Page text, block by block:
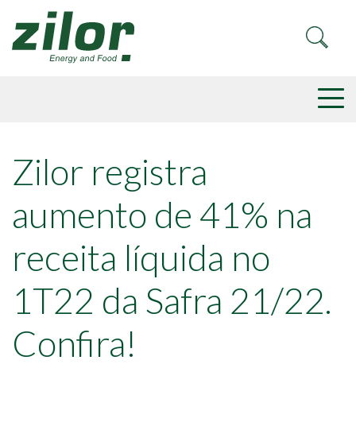
Zilor registra
aumento de 41% na
receita líquida no
1T22 da Safra 21/22.
Confira!